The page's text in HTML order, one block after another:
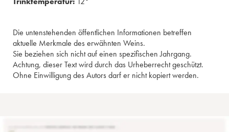
Die untenstehenden öffentlichen Informationen betreffen
aktuelle Merkmale des erwähnten Weins.
Sie beziehen sich nicht auf einen spezifischen Jahrgang.
Achtung, dieser Text wird durch das Urheberrecht geschützt.
Ohne Einwilligung des Autors darf er nicht kopiert werden.